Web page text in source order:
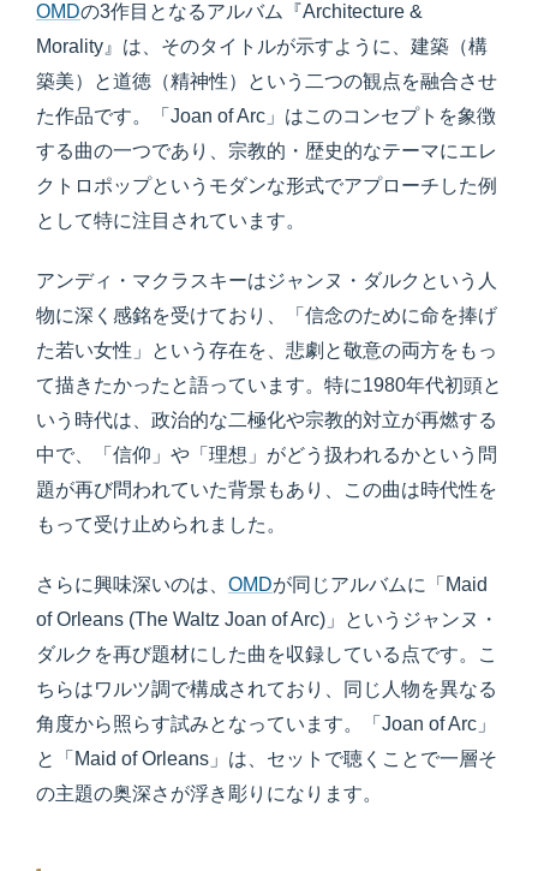
OMDの3作目となるアルバム『Architecture &
Morality』は、そのタイトルが示すように、建築（構
築美）と道徳（精神性）という二つの観点を融合させ
た作品です。「Joan of Arc」はこのコンセプトを象徴
する曲の一つであり、宗教的・歴史的なテーマにエレ
クトロポップというモダンな形式でアプローチした例
として特に注目されています。
アンディ・マクラスキーはジャンヌ・ダルクという人
物に深く感銘を受けており、「信念のために命を捧げ
た若い女性」という存在を、悲劇と敬意の両方をもっ
て描きたかったと語っています。特に1980年代初頭と
いう時代は、政治的な二極化や宗教的対立が再燃する
中で、「信仰」や「理想」がどう扱われるかという問
題が再び問われていた背景もあり、この曲は時代性を
もって受け止められました。
さらに興味深いのは、 OMDが同じアルバムに「Maid
of Orleans (The Waltz Joan of Arc)」というジャンヌ・
ダルクを再び題材にした曲を収録している点です。こ
ちらはワルツ調で構成されており、同じ人物を異なる
角度から照らす試みとなっています。「Joan of Arc」
と「Maid of Orleans」は、セットで聴くことで一層そ
の主題の奥深さが浮き彫りになります。